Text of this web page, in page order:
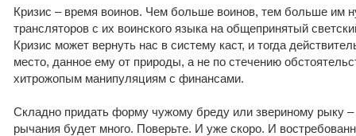
Кризис – время воинов. Чем больше воинов, тем больше им
трансляторов с их воинского языка на общепринятый
Кризис может вернуть нас в систему каст, и тогда
место, данное ему от природы, а не по стечению
хитрожопым манипуляциям с финансами.
Складно придать форму чужому бреду или звериному рыку –
рычания будет много. Поверьте. И уже скоро. И